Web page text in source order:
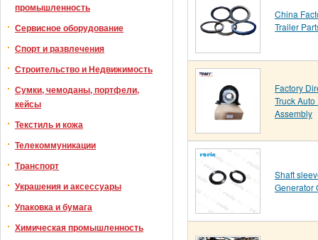
промышленность
Сервисное оборудование
Спорт и развлечения
Строительство и Недвижимость
Сумки, чемоданы, портфели,
кейсы
Текстиль и кожа
Телекоммуникации
Транспорт
Украшения и аксессуары
Упаковка и бумага
Химическая промышленность
China
Trailer
Factory
Truck
Assembly
Shaft
Generator